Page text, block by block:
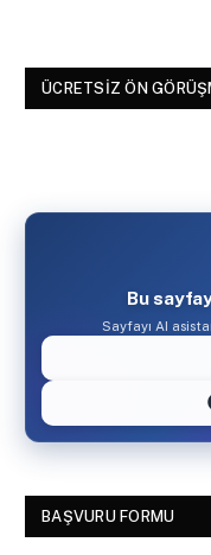
ÜCRETSIZ ÖN
Bu
Sayfayı AI
BAŞVURU FORMU